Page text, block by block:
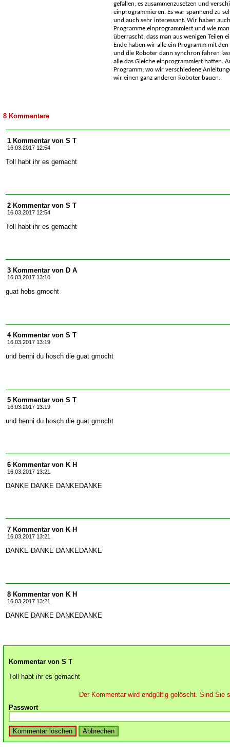
gefallen, es zusammenzusetzen und
einprogrammieren. Es war spannend zu
und auch sehr interessant. Wir haben
Programme einprogrammiert und wie
überrascht, dass man aus wenigen Teilen
Ende haben wir alle ein Programm mit
und die Roboter dann synchron fahren
alle das Gleiche einprogrammiert hatten.
Programm, wo wir verschiedene
wir einen ganz anderen Roboter bauen.
8 Kommentare
1 Kommentar von S T
16.03.2017 12:54
Toll habt ihr es gemacht
2 Kommentar von S T
16.03.2017 12:54
Toll habt ihr es gemacht
3 Kommentar von D A
16.03.2017 13:10
guat hobs gmocht
4 Kommentar von S T
16.03.2017 13:19
und benni du hosch die guat gmocht
5 Kommentar von S T
16.03.2017 13:19
und benni du hosch die guat gmocht
6 Kommentar von K H
16.03.2017 13:21
DANKE DANKE DANKEDANKE
7 Kommentar von K H
16.03.2017 13:21
DANKE DANKE DANKEDANKE
8 Kommentar von K H
16.03.2017 13:21
DANKE DANKE DANKEDANKE
Kommentar von S T
Toll habt ihr es gemacht
Der Kommentar wird endgültig gelöscht. Sind Sie
Passwort